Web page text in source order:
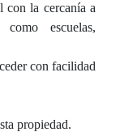
con la cercanía a
escuelas,
con facilidad
propiedad.